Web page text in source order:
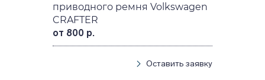
приводного ремня Volkswagen
CRAFTER
от 800 р.
Оставить заявку